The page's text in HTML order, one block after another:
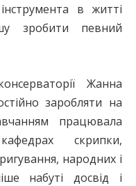
в житті
зробити певний
Жанна
заробляти на
працювала
скрипки,
народних і
набуті досвід і